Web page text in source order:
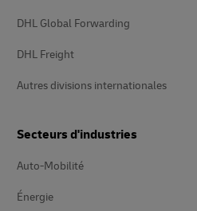
DHL Global Forwarding
DHL Freight
Autres divisions internationales
Secteurs d'industries
Auto-Mobilité
Énergie